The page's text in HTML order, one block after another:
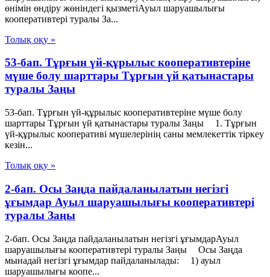
өнімін өндіру жөніндегі қызметіАуыл шаруашылығы
кооперативтері туралы За...
Толық оқу »
53-бап. Тұрғын үй-құрылыс кооперативтеріне
мүше болу шарттары Тұрғын үй қатынастары
туралы Заңы
53-бап. Тұрғын үй-құрылыс кооперативтеріне мүше болу
шарттары Тұрғын үй қатынастары туралы Заңы 1. Тұрғын
үй-құрылыс кооперативі мүшелерінің саны мемлекеттік тіркеу
кезін...
Толық оқу »
2-бап. Осы Заңда пайдаланылатын негiзгi
ұғымдар Ауыл шаруашылығы кооперативтері
туралы Заңы
2-бап. Осы Заңда пайдаланылатын негiзгi ұғымдарАуыл
шаруашылығы кооперативтері туралы Заңы Осы Заңда
мынадай негізгі ұғымдар пайдаланылады: 1) ауыл
шаруашылығы коопе...